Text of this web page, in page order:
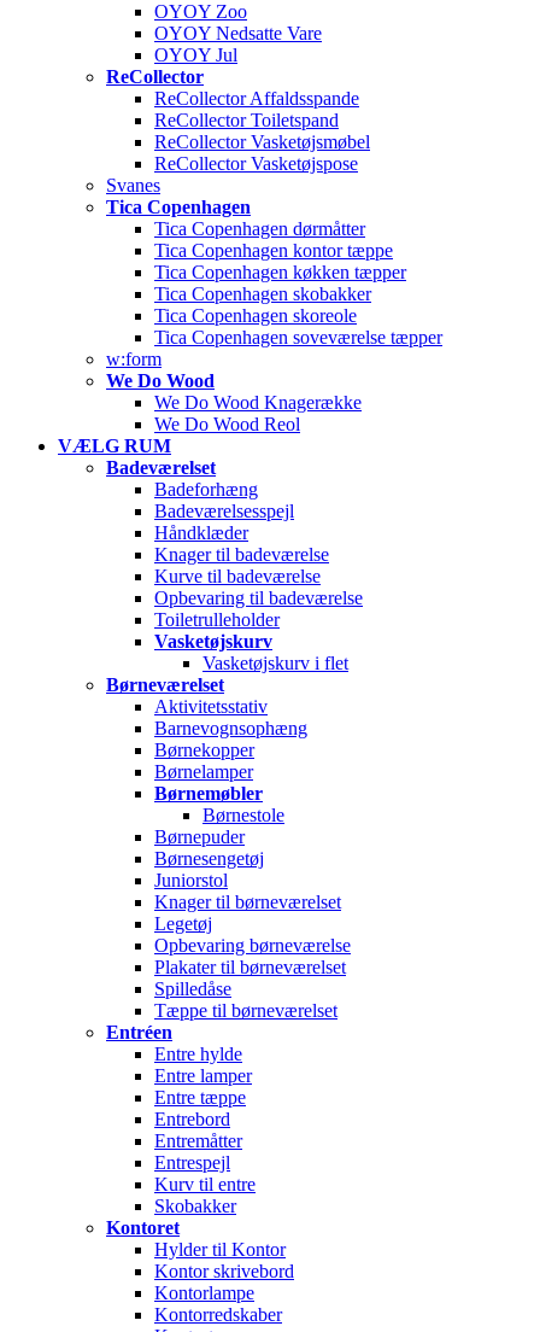
OYOY Zoo
OYOY Nedsatte Vare
OYOY Jul
ReCollector
ReCollector Affaldsspande
ReCollector Toiletspand
ReCollector Vasketøjsmøbel
ReCollector Vasketøjspose
Svanes
Tica Copenhagen
Tica Copenhagen dørmåtter
Tica Copenhagen kontor tæppe
Tica Copenhagen køkken tæpper
Tica Copenhagen skobakker
Tica Copenhagen skoreole
Tica Copenhagen soveværelse tæpper
w:form
We Do Wood
We Do Wood Knagerække
We Do Wood Reol
VÆLG RUM
Badeværelset
Badeforhæng
Badeværelsesspejl
Håndklæder
Knager til badeværelse
Kurve til badeværelse
Opbevaring til badeværelse
Toiletrulleholder
Vasketøjskurv
Vasketøjskurv i flet
Børneværelset
Aktivitetsstativ
Barnevognsophæng
Børnekopper
Børnelamper
Børnemøbler
Børnestole
Børnepuder
Børnesengetøj
Juniorstol
Knager til børneværelset
Legetøj
Opbevaring børneværelse
Plakater til børneværelset
Spilledåse
Tæppe til børneværelset
Entréen
Entre hylde
Entre lamper
Entre tæppe
Entrebord
Entremåtter
Entrespejl
Kurv til entre
Skobakker
Kontoret
Hylder til Kontor
Kontor skrivebord
Kontorlampe
Kontorredskaber